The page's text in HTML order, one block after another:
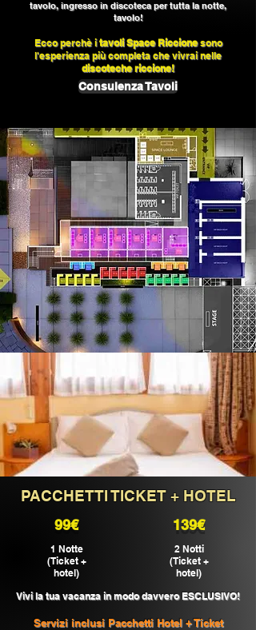
tavolo, ingresso in discoteca per tutta la notte,
tavolo!
Ecco perchè itavoli Space Riccionesono
l'esperienza più completa che vivrai nelle
discoteche riccione!
Consulenza Tavoli
PACCHETTI TICKET + HOTEL
99€
1 Notte
(Ticket +
hotel)
139€
2 Notti
(Ticket +
hotel)
Vivi la tua vacanza in modo davvero ESCLUSIVO!
Servizi inclusi Pacchetti Hotel + Ticket